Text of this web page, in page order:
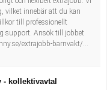
vilket innebär att du kan
till professionellt
support. Ansök till jobbet
extrajobb-barnvakt/...
- kollektivavtal